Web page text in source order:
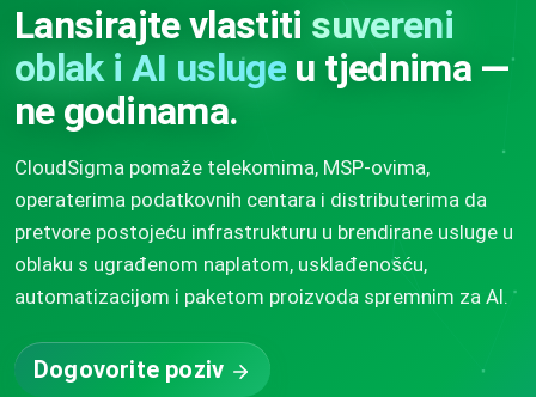
Lansirajte vlastiti suvereni
oblak i AI usluge u tjednima —
ne godinama.
CloudSigma pomaže telekomima, MSP-ovima,
operaterima podatkovnih centara i distributerima da
pretvore postojeću infrastrukturu u brendirane usluge u
oblaku s ugrađenom naplatom, usklađenošću,
automatizacijom i paketom proizvoda spremnim za AI.
Dogovorite poziv